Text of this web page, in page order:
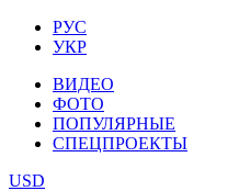
РУС
УКР
ВИДЕО
ФОТО
ПОПУЛЯРНЫЕ
СПЕЦПРОЕКТЫ
USD